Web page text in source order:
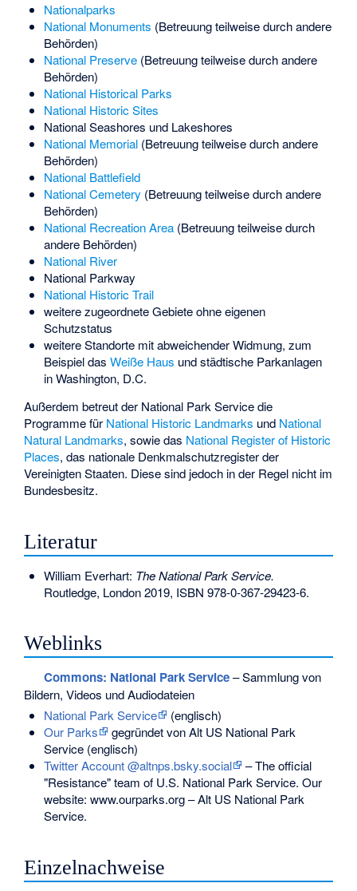
Nationalparks
National Monuments (Betreuung teilweise durch andere
Behörden)
National Preserve(Betreuung teilweise durch andere
Behörden)
National Historical Parks
National Historic Sites
National Seashores und Lakeshores
National Memorial(Betreuung teilweise durch andere
Behörden)
National Battlefield
National Cemetery (Betreuung teilweise durch andere
Behörden)
National Recreation Area(Betreuung teilweise durch
andere Behörden)
National River
National Parkway
National Historic Trail
weitere zugeordnete Gebiete ohne eigenen
Schutzstatus
weitere Standorte mit abweichender Widmung, zum
Beispiel das Weiße Haus und städtische Parkanlagen
in Washington, D.C.
Außerdem betreut der National Park Service die
Programme für National Historic Landmarks und National
Natural Landmarks, sowie das National Register of Historic
Places, das nationale Denkmalschutzregister der
Vereinigten Staaten. Diese sind jedoch in der Regel nicht im
Bundesbesitz.
Literatur
William Everhart: The National Park Service.
Routledge, London 2019, ISBN 978-0-367-29423-6.
Weblinks
Commons: National Park Service– Sammlung von
Bildern, Videos und Audiodateien
National Park Service
(englisch)
Our Parks
gegründet von Alt US National Park
Service (englisch)
Twitter Account @altnps.bsky.social
– The official
"Resistance" team of U.S. National Park Service. Our
website: www.ourparks.org – Alt US National Park
Service.
Einzelnachweise